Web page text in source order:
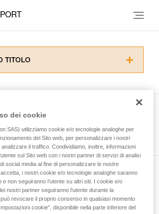
TITOLO
di queste tecniche richiede una
ed un addestramento specifico.
con un professionista la vostra
di rifare la manovra, da soli, in piena
prima di riprodurla autonomamente.
esempi di tecniche relative alla vostra
Ne possono esistere altre che non
qui descritte.
Guarda tutti i consigli tecnici
newsletter
nostre novità
dei cookie
SAS) utilizziamo cookie e/o tecnologie analoghe per
del Sito web, per personalizzare i nostri
il traffico. Condividiamo, inoltre, informazioni
sul Sito web con i nostri partner di servizi di analisi
social media al fine di personalizzare le nostre
accetta, i nostri cookie e/o tecnologie analoghe saranno
e non seguiranno l’utente su altri siti. I cookie e/o
nostri partner seguiranno l’utente durante la
può revocare il proprio consenso in qualsiasi momento
cookie”, disponibile nella parte inferiore del